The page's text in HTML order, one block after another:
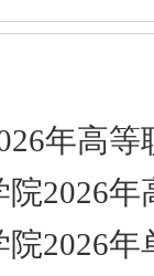
年高等
2026年
2026年